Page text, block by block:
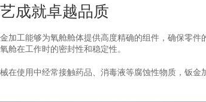
成就卓越品质
加工能够为氧舱舱体提供高度精确的组件，确保零件
舱在工作时的密封性和稳定性。
在使用中经常接触药品、消毒液等腐蚀性物质，钣金